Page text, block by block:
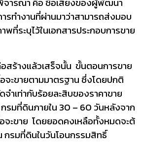
รทำงานที่ผ่านมาว่าสามารถส่งมอบ
พที่ระบุไว้ในเอกสารประกอบการขาย
สร้างแล้วเสร็จนั้น ขั้นตอนการขาย
อจะขายตามมาตรฐาน ซึ่งโดยปกติ
จำเท่ากับร้อยละสิบของราคาขาย
รมที่ดินภายใน 30 – 60 วันหลังจาก
อจะขาย โดยยอดคงเหลือทั้งหมดจะต้
กรมที่ดินในวันโอนกรรมสิทธิ์